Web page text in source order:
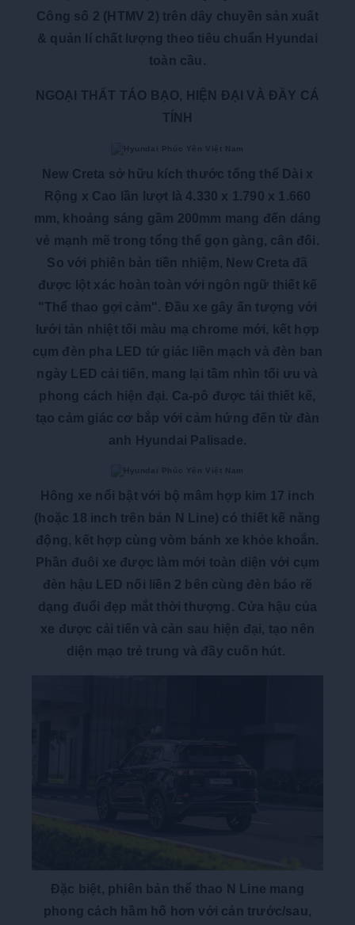
Công số 2 (HTMV 2) trên dây chuyền sản xuất
& quản lí chất lượng theo tiêu chuẩn Hyundai
toàn cầu.
NGOẠI THẤT TÁO BẠO, HIỆN ĐẠI VÀ ĐẦY CÁ
TÍNH
New Creta sở hữu kích thước tổng thể Dài x
Rộng x Cao lần lượt là 4.330 x 1.790 x 1.660
mm, khoảng sáng gầm 200mm mang đến dáng
vẻ mạnh mẽ trong tổng thể gọn gàng, cân đối.
So với phiên bản tiền nhiệm, New Creta đã
được lột xác hoàn toàn với ngôn ngữ thiết kế
"Thể thao gợi cảm". Đầu xe gây ấn tượng với
lưới tản nhiệt tối màu mạ chrome mới, kết hợp
cụm đèn pha LED tứ giác liền mạch và đèn ban
ngày LED cải tiến, mang lại tầm nhìn tối ưu và
phong cách hiện đại. Ca-pô được tái thiết kế,
tạo cảm giác cơ bắp với cảm hứng đến từ đàn
anh Hyundai Palisade.
Hông xe nổi bật với bộ mâm hợp kim 17 inch
(hoặc 18 inch trên bản N Line) có thiết kế năng
động, kết hợp cùng vòm bánh xe khỏe khoắn.
Phần đuôi xe được làm mới toàn diện với cụm
đèn hậu LED nối liền 2 bên cùng đèn báo rẽ
dạng đuổi đẹp mắt thời thượng. Cửa hậu của
xe được cải tiến và cản sau hiện đại, tạo nên
diện mạo trẻ trung và đầy cuốn hút.
Đặc biệt, phiên bản thể thao N Line mang
phong cách hầm hố hơn với cản trước/sau,